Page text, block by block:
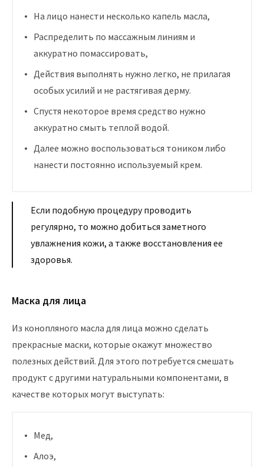
На лицо нанести несколько капель масла,
Распределить по массажным линиям и
аккуратно помассировать,
Действия выполнять нужно легко, не прилагая
особых усилий и не растягивая дерму.
Спустя некоторое время средство нужно
аккуратно смыть теплой водой.
Далее можно воспользоваться тоником либо
нанести постоянно используемый крем.
Если подобную процедуру проводить
регулярно, то можно добиться заметного
увлажнения кожи, а также восстановления ее
здоровья.
Маска для лица
Из конопляного масла для лица можно сделать
прекрасные маски, которые окажут множество
полезных действий. Для этого потребуется смешать
продукт с другими натуральными компонентами, в
качестве которых могут выступать:
Мед,
Алоэ,